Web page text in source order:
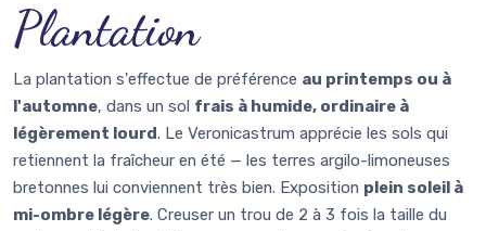
Plantation
La plantation s'effectue de préférence au printemps ou à
l'automne, dans un sol frais à humide, ordinaire à
légèrement lourd. Le Veronicastrum apprécie les sols qui
retiennent la fraîcheur en été — les terres argilo-limoneuses
bretonnes lui conviennent très bien. Exposition plein soleil à
mi-ombre légère. Creuser un trou de 2 à 3 fois la taille du